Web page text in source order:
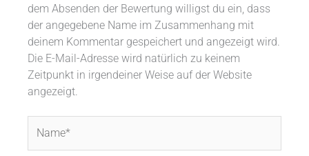
dem Absenden der Bewertung willigst du ein, dass
der angegebene Name im Zusammenhang mit
deinem Kommentar gespeichert und angezeigt wird.
Die E-Mail-Adresse wird natürlich zu keinem
Zeitpunkt in irgendeiner Weise auf der Website
angezeigt.